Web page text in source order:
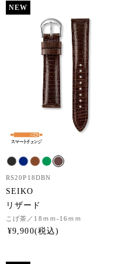
NEW
RS20P18DBN
SEIKO
リザード
こげ茶 ／18ｍｍ-16ｍｍ
¥9,900